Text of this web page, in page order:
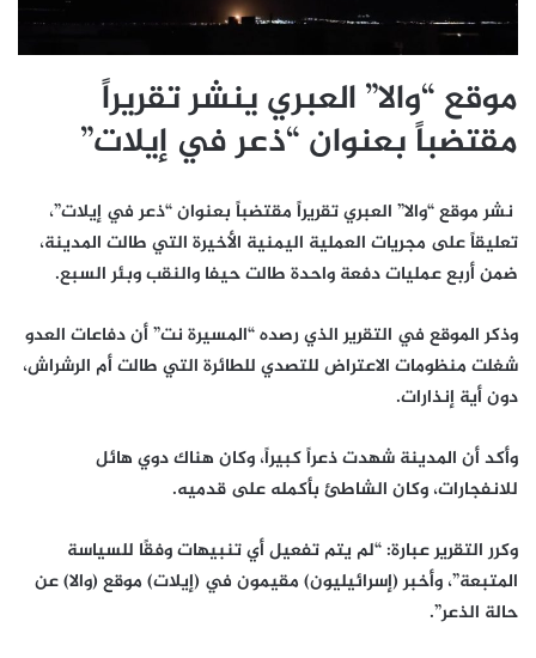
موقع “والا” العبري ينشر تقريراً
مقتضباً بعنوان “ذعر في إيلات”
نشر موقع “والا” العبري تقريراً مقتضباً بعنوان “ذعر في إيلات”،
تعليقاً على مجريات العملية اليمنية الأخيرة التي طالت المدينة،
ضمن أربع عمليات دفعة واحدة طالت حيفا والنقب وبئر السبع.
وذكر الموقع في التقرير الذي رصده “المسيرة نت” أن دفاعات العدو
شغلت منظومات الاعتراض للتصدي للطائرة التي طالت أم الرشراش،
دون أية إنذارات.
وأكد أن المدينة شهدت ذعراً كبيراً، وكان هناك دوي هائل
للانفجارات، وكان الشاطئ بأكمله على قدميه.
وكرر التقرير عبارة: “لم يتم تفعيل أي تنبيهات وفقًا للسياسة
المتبعة”، وأخبر (إسرائيليون) مقيمون في (إيلات) موقع (والا) عن
حالة الذعر”.